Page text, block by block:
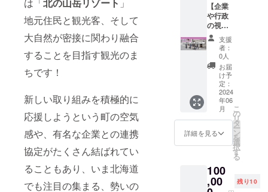
地元住民と観光客、そして
大自然が密接に関わり融合
することを目指す観光のま
ちです！
新しい取り組みを積極的に
応援しようという町の空気
感や、有名な企業との連携
協定がたくさん結ばれてい
ることもあり、いま北海道
でも注目の集まる、勢いの
い。
があり
ますの
で予め
ご了承
くださ
い。
ご感
想】 ◯
層雲峡
には
行った
ことが
ありま
した
が、上
川町が
どんな
まちか
という
全く知
らない
だった
ので、
実際に
アリフ
トは料
金に含
みま
す。 ※
層雲峡
温泉ま
での交
通費や
宿泊費
はご自
身でご
ださ
い。 ※
応、日
程につ
す。お
ふたり
以上の
ご参加
の場合
は別途
リター
ンをご
購入の
上、備
考欄に
同行の
載くだ
さい。
※キヌバ
ヒーま
での交
コワー
キング
スペー
ス利用
※ご宿泊
はGW、
お盆、
年末年
始など
の繁忙
期を除
く期間
でご利
用いた
はお選
びいた
示がで
きるプ
ラン！
6泊7日
とゆっ
たりプ
ランな
ので、
上川町
で暮ら
すよう
にのん
びり滞
在でき
内容］
・感謝
のお手
【企業
や行政
の視察
向け！
志水か
絹張が
上川町
をご案
内半日
プラ
ン！】
志水か
絹張が
上川町
を半日
かけて
ドしま
す！（4
時間ほ
支援
者：
0人
お届
け予
定：
2024
年06
月
詳細を見る
こ
の
リ
タ
ー
ン
を
選
択
す
る
100
,00 残り10